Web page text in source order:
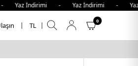
- Yaz İndirimi -
TL
0